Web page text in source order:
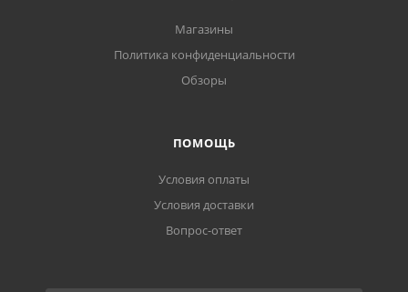
Магазины
Политика конфиденциальности
Обзоры
ПОМОЩЬ
Условия оплаты
Условия доставки
Вопрос-ответ